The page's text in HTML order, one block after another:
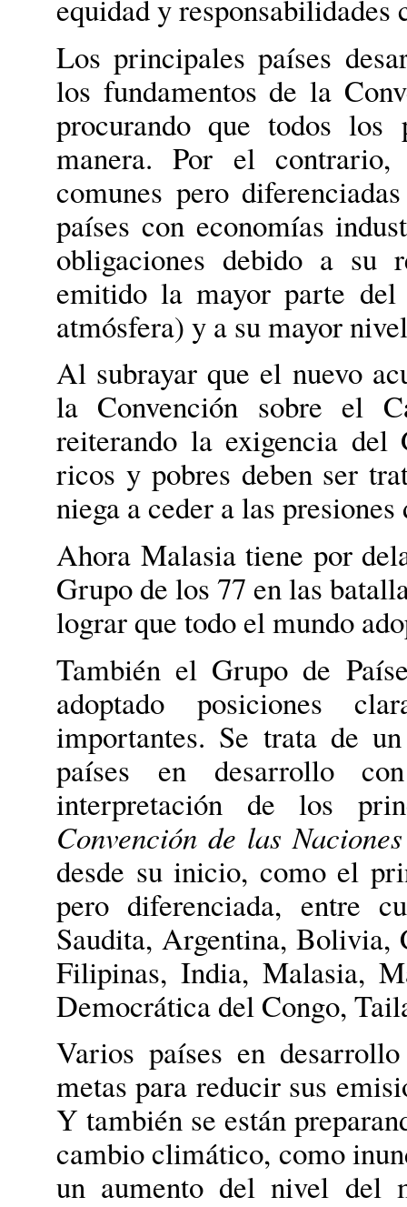
equidad y responsabilidades
Los principales países
los fundamentos de la
procurando que todos los
manera. Por el contrario,
comunes pero
países con economías
obligaciones debido a su
emitido la mayor parte
atmósfera) y a su mayor
Al subrayar que el nuevo
la Convención sobre el
reiterando la exigencia
ricos y pobres deben ser
niega a ceder a las
Ahora Malasia tiene por
Grupo de los 77 en las
lograr que todo el mundo
También el Grupo de
adoptado posiciones
importantes. Se trata de
países en desarrollo
interpretación de los
Convención de las
desde su inicio, como el
pero diferenciada, entre
Saudita, Argentina, Bolivia,
Filipinas, India, Malasia,
Democrática del Congo,
Varios países en
metas para reducir sus
Y también se están
cambio climático, como
un aumento del nivel del